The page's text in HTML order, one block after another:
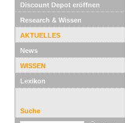
Discount Depot eröffnen
Research & Wissen
AKTUELLES
News
WISSEN
Lexikon
Suche